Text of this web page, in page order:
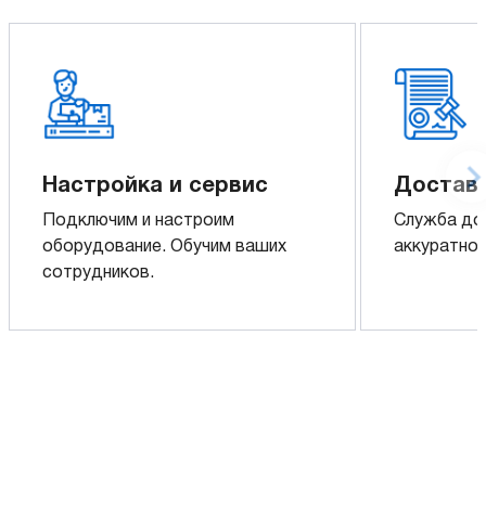
Настройка и сервис
Подключим и настроим
оборудование. Обучим ваших
сотрудников.
Служба
аккуратно